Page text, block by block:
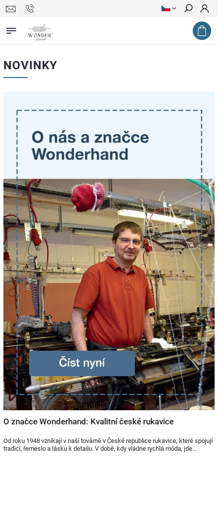
Hledat
NOVINKY
O značce Wonderhand: Kvalitní české rukavice
Od roku 1948 vznikají v naší továrně v České republice rukavice, které spojují
tradici, řemeslo a lásku k detailu. V době, kdy vládne rychlá móda, jde...